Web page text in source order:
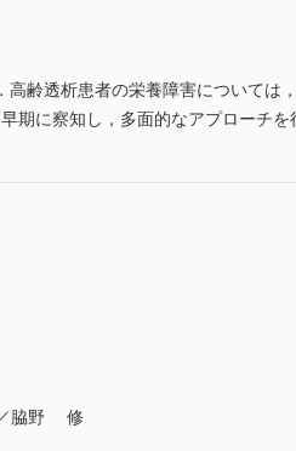
齢透析患者の栄養障害については
期に察知し，多面的なアプローチを
／脇野 修